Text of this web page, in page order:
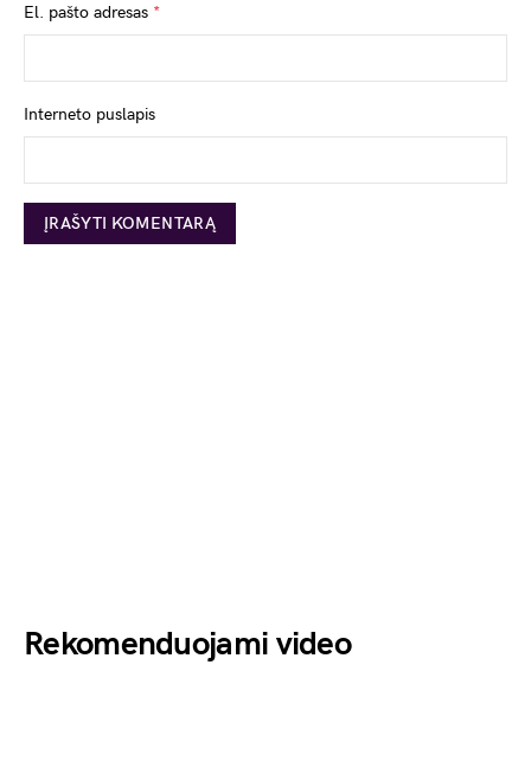
El. pašto adresas *
Interneto puslapis
Rekomenduojami video